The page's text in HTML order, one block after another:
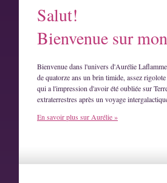
Salut!
Bienvenue sur
Bienvenue dans l'univers d'Aurélie
de quatorze ans un brin timide, assez
qui a l'impression d'avoir été oubliée sur
extraterrestres après un voyage
En savoir plus sur Aurélie »